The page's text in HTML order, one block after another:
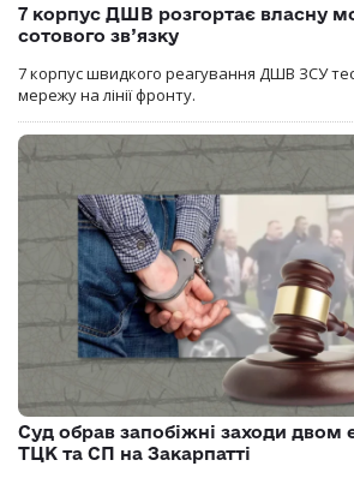
7 корпус ДШВ розгортає власну
сотового зв’язку
7 корпус швидкого реагування ДШВ ЗСУ
мережу на лінії фронту.
Суд обрав запобіжні заходи двом
ТЦК та СП на Закарпатті